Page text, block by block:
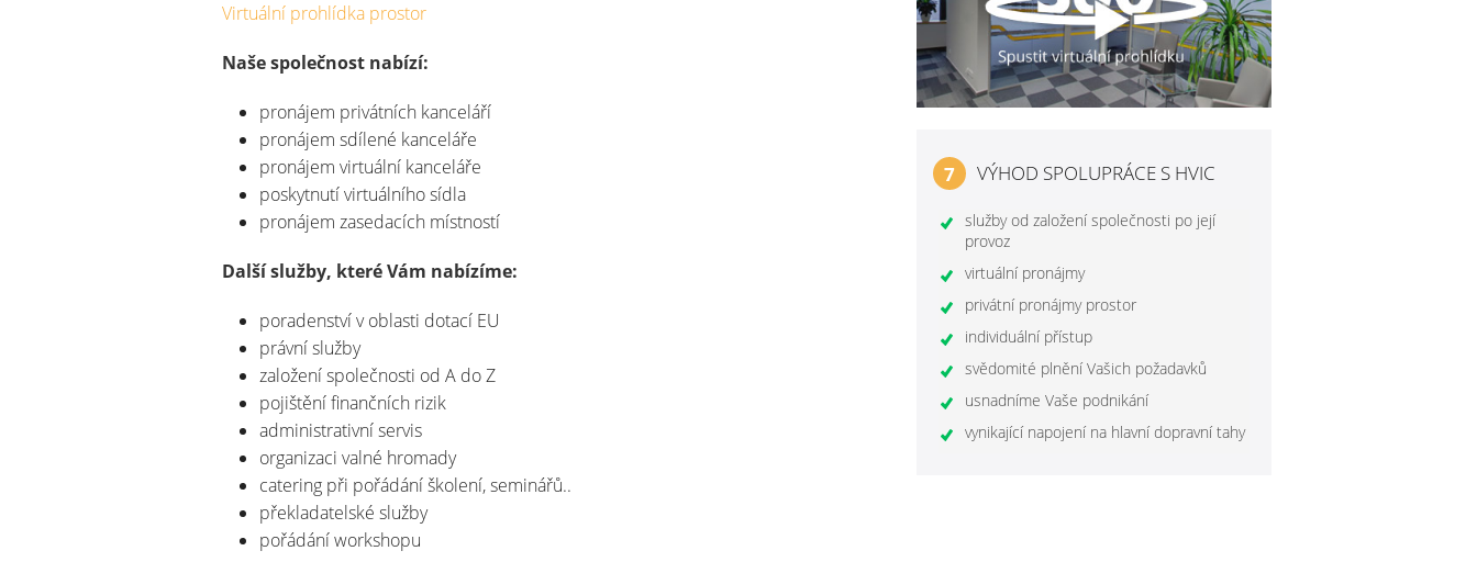
Virtuální prohlídka prostor
Naše společnost nabízí:
pronájem privátních kanceláří
pronájem sdílené kanceláře
pronájem virtuální kanceláře
poskytnutí virtuálního sídla
pronájem zasedacích místností
Další služby, které Vám nabízíme:
poradenství v oblasti dotací EU
právní služby
založení společnosti od A do Z
pojištění finančních rizik
administrativní servis
organizaci valné hromady
catering při pořádání školení, seminářů..
překladatelské služby
pořádání workshopu
7 VÝHOD SPOLUPRÁCE S HVIC
služby od založení společnosti po její
provoz
virtuální pronájmy
privátní pronájmy prostor
individuální přístup
svědomité plnění Vašich požadavků
usnadníme Vaše podnikání
vynikající napojení na hlavní dopravní tahy